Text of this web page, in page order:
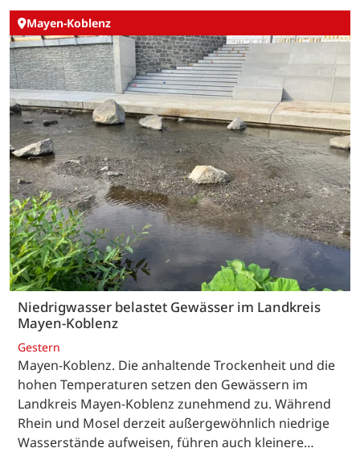
Mayen-Koblenz
Niedrigwasser belastet Gewässer im Landkreis
Mayen-Koblenz
Gestern
Mayen-Koblenz. Die anhaltende Trockenheit und die
hohen Temperaturen setzen den Gewässern im
Landkreis Mayen-Koblenz zunehmend zu. Während
Rhein und Mosel derzeit außergewöhnlich niedrige
Wasserstände aufweisen, führen auch kleinere…